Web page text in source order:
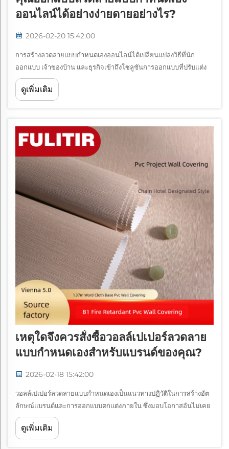
ออนไลน์ได้อย่างง่ายดายอย่างไร?
2026-02-20 15:42:00
การสร้างลวดลายแบบกำหนดเองออนไลน์ได้เปลี่ยนแปลงวิธีที่นัก
ออกแบบ เจ้าของบ้าน และธุรกิจเข้าถึงโซลูชันการออกแบบที่ปรับแต่ง
เฉพาะตัวไปอย่างสิ้นเชิง การเปลี่ยนผ่านสู่ระบบดิจิทัลของเครื่องมือ
ออกแบบทำให้ทุกคนสามารถพัฒนาลวดลายที่ไม่ซ้ำใครได้โดยไม่
ดูเพิ่มเติม
เหตุใดจึงควรสั่งซื้อวอลล์เปเปอร์ลวดลาย
แบบกำหนดเองสำหรับแบรนด์ของคุณ?
2026-02-18 15:42:00
วอลล์เปเปอร์ลวดลายแบบกำหนดเองเป็นแนวทางปฏิวัติในการสร้างอัต
ลักษณ์แบรนด์และการออกแบบตกแต่งภายใน ซึ่งมอบโอกาสอันไม่เคย
มีมาก่อนให้ธุรกิจสามารถสร้างสภาพแวดล้อมที่โดดเด่นและสอดคล้อง
กับกลุ่มเป้าหมายของตนได้ ในตลาดปัจจุบันที่มีการแข่งขันสูง...
ดูเพิ่มเติม